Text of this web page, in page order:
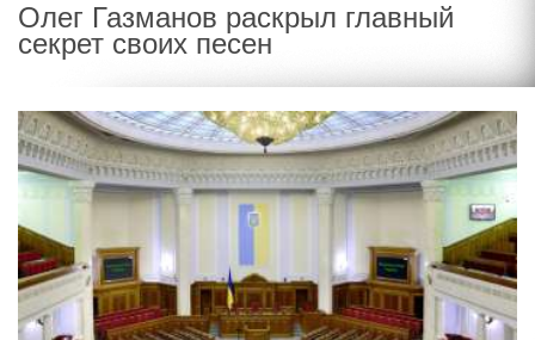
Олег Газманов раскрыл главный
секрет своих песен